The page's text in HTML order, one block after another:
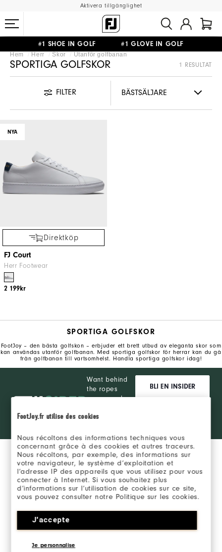
FootJoy.fr utilise des cookies
Nous récoltons des informations techniques vous
concernant grâce à des cookies et autres traceurs.
Nous récoltons, par exemple, des informations sur
votre navigateur, le système d’exploitation et
l’adresse IP des appareils que vous utilisez pour vous
connecter à Internet. Si vous souhaitez plus
d’informations sur l’utilisation de cookies sur ce site,
vous pouvez consulter notre Politique sur les cookies.
J'accepte
Je personnalise
Aktivera tillgänglighet
#1 SHOE IN GOLF #1 GLOVE IN GOLF
FRI FRAKT PÅ ALLA BESTÄLLNINGAR ÖVER 999KR
Hem Herr Skor Utanför golfbanan
SPORTIGA GOLFSKOR 1 RESULTAT
FILTER
NYA
Direktköp
FJ Court
Herr Footwear
2 199kr
SPORTIGA GOLFSKOR
FootJoy – den bästa golfskon – erbjuder ett brett utbud av eleganta skor som
kan användas utanför golfbanan. Med sportiga golfskor för herrar kan du gå
från golfbanan till vartsomhelst. Handla sportiga golfskor idag!
Want behind
the ropes
access and
products?
BLI EN INSIDER
Anmäl dig till vårt nyhetsbrev och håll dig
uppdaterad om det senaste från FJ.
Välj att få FJ nyhetsbrev och godkänn FootJoysintegritetspolicy